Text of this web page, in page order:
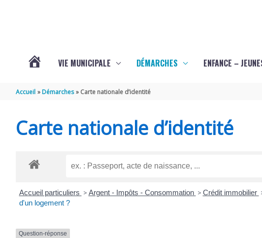
GEMME
VIE MUNICIPALE DÉMARCHES ENFANCE –
Accueil Démarches Carte nationale d’identité
Carte nationale d’identité
Accueil particuliers > Argent - Impôts - Consommation > Crédit immobilier
d'un logement ?
Question-réponse